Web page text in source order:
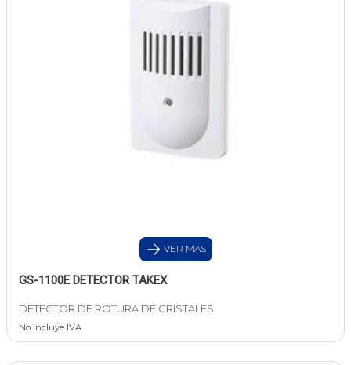
VER MAS
GS-1100E DETECTOR TAKEX
DETECTOR DE ROTURA DE CRISTALES
No incluye IVA